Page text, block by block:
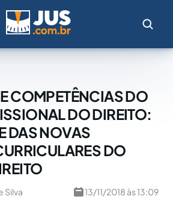
COMPETÊNCIAS DO
DO DIREITO:
DAS NOVAS
DO
Silva 13/11/2018 às 13:09